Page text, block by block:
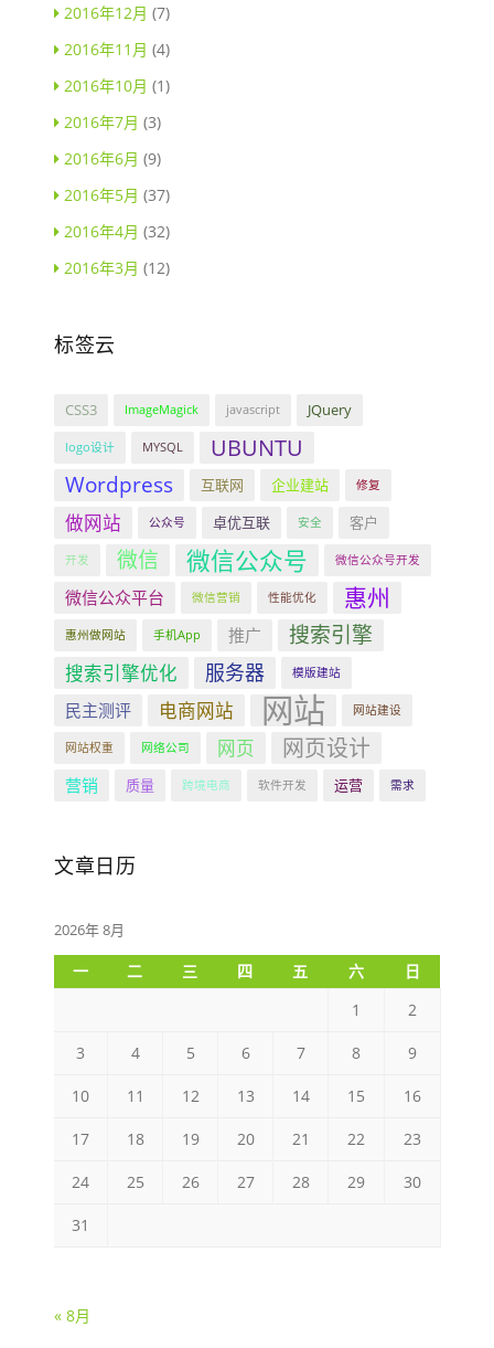
2016年12月 (7)
2016年11月 (4)
2016年10月 (1)
2016年7月 (3)
2016年6月 (9)
2016年5月 (37)
2016年4月 (32)
2016年3月 (12)
标签云
CSS3 ImageMagick javascript JQuery
logo设计 MYSQL UBUNTU
Wordpress 互联网 企业建站 修复
做网站 公众号 卓优互联 安全 客户
开发 微信 微信公众号 微信公众号开发
微信公众平台 微信营销 性能优化 惠州
惠州做网站 手机App 推广 搜索引擎
搜索引擎优化 服务器 模版建站
民主测评 电商网站 网站 网站建设
网站权重 网络公司 网页 网页设计
营销 质量 跨境电商 软件开发 运营 需求
文章日历
2026年 8月
一 二 三 四 五 六
日
1
2
3 4 5 6 7 8 9
10 11 12 13 14 15 16
17 18 19 20 21 22 23
24 25 26 27 28 29 30
31
« 8月